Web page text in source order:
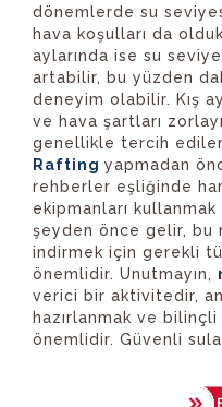
dönemlerde su
hava koşulları da
aylarında ise su
artabilir, bu yüzden
deneyim olabilir. Kış
ve hava şartları
genellikle tercih
Rafting yapmadan
rehberler eşliğinde
ekipmanları
şeyden önce gelir, bu
indirmek için gerekli
önemlidir. Unutmayın,
verici bir aktivitedir,
hazırlanmak ve
önemlidir. Güvenli